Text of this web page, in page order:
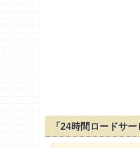
「24時間ロードサ